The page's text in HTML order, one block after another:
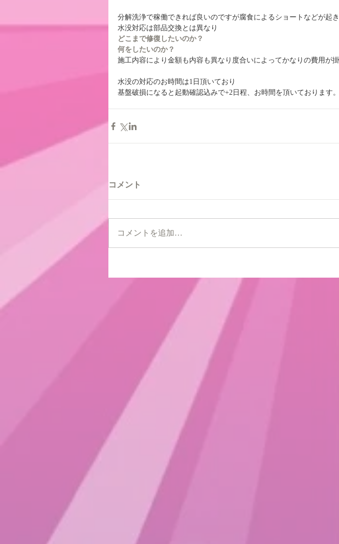
分解洗浄で稼働できれば良いのですが腐食によるショートなどが起
水没対応は部品交換とは異なり
どこまで修復したいのか？
何をしたいのか？
施工内容により金額も内容も異なり度合いによってかなりの費用が
水没の対応のお時間は1日頂いており
基盤破損になると起動確認込みで+2日程、お時間を頂いております。
コメント
コメントを追加…